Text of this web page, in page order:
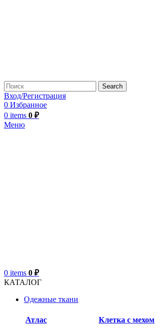
Search
Вход/Регистрация
0 Избранное
0 items 0 ₽
Меню
0 items 0 ₽
КАТАЛОГ
Одежные ткани
Атлас Клетка с мехом